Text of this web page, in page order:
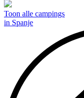
Toon alle campings
in Spanje